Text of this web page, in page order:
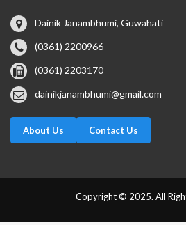
Dainik Janambhumi, Guwahati
(0361) 2200966
(0361) 2203170
dainikjanambhumi@gmail.com
About Us Contact Us
Copyright © 2025. All